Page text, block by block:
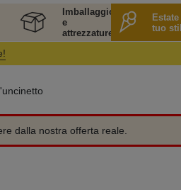
Imballaggio
e
attrezzature
tuo
dalla nostra offerta reale.